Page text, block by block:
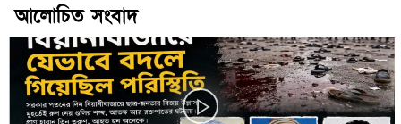
আলোচিত সংবাদ